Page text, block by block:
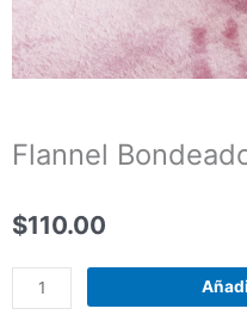
Flannel
$110.00
Flannel
Bondeado